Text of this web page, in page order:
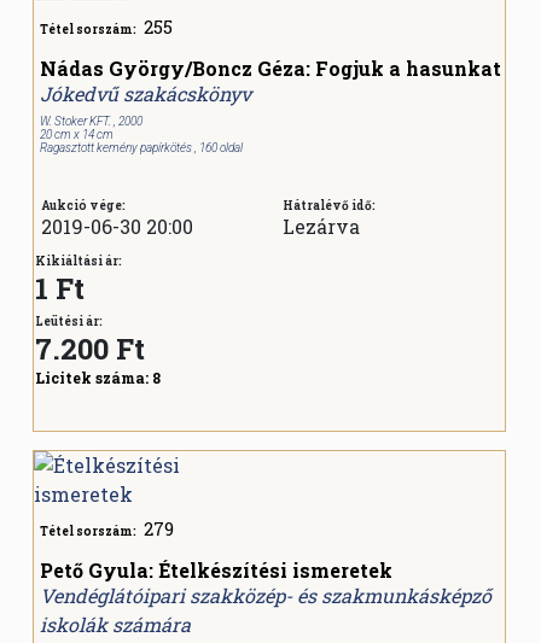
Tétel sorszám: 255
Nádas György/Boncz Géza: Fogjuk a hasunkat
Jókedvű szakácskönyv
W. Stoker KFT. , 2000
20 cm x 14 cm
Ragasztott kemény papírkötés , 160 oldal
Aukció vége:
2019-06-30 20:00
Hátralévő idő:
Lezárva
Kikiáltási ár:
1 Ft
Leütési ár:
7.200 Ft
Licitek száma: 8
Tétel sorszám: 279
Pető Gyula: Ételkészítési ismeretek
Vendéglátóipari szakközép- és szakmunkásképző
iskolák számára